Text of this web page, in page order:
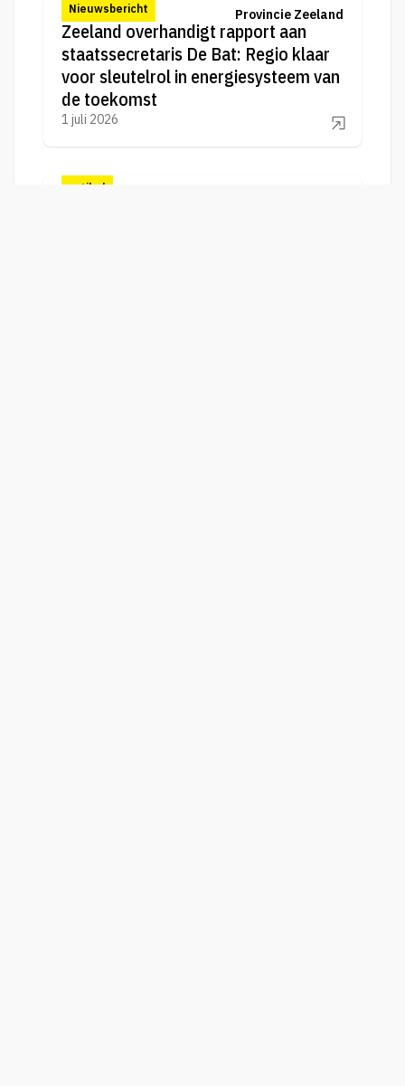
Nieuwsbericht Provincie Zeeland
Zeeland overhandigt rapport aan
staatssecretaris De Bat: Regio klaar
voor sleutelrol in energiesysteem van
de toekomst
1 juli 2026
artikel